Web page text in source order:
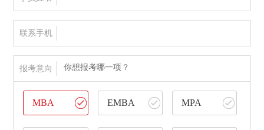
联系手机
报考意向 你想报考哪一项？
MBA EMBA MPA